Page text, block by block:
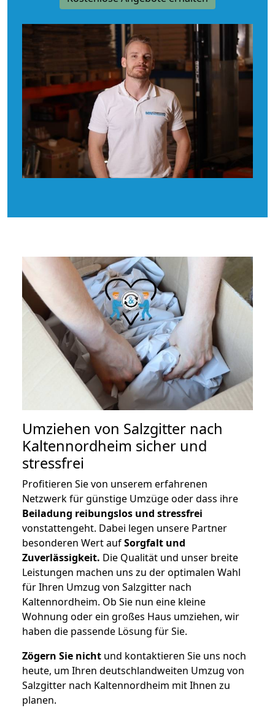
Umziehen von Salzgitter nach
Kaltennordheim sicher und
stressfrei
Profitieren Sie von unserem erfahrenen
Netzwerk für günstige Umzüge oder dass ihre
Beiladung reibungslos und stressfrei
vonstattengeht. Dabei legen unsere Partner
besonderen Wert aufSorgfalt und
Zuverlässigkeit. Die Qualität und unser breite
Leistungen machen uns zu der optimalen Wahl
für Ihren Umzug von Salzgitter nach
Kaltennordheim. Ob Sie nun eine kleine
Wohnung oder ein großes Haus umziehen, wir
haben die passende Lösung für Sie.
Zögern Sie nicht und kontaktieren Sie uns noch
heute, um Ihren deutschlandweiten Umzug von
Salzgitter nach Kaltennordheim mit Ihnen zu
planen.